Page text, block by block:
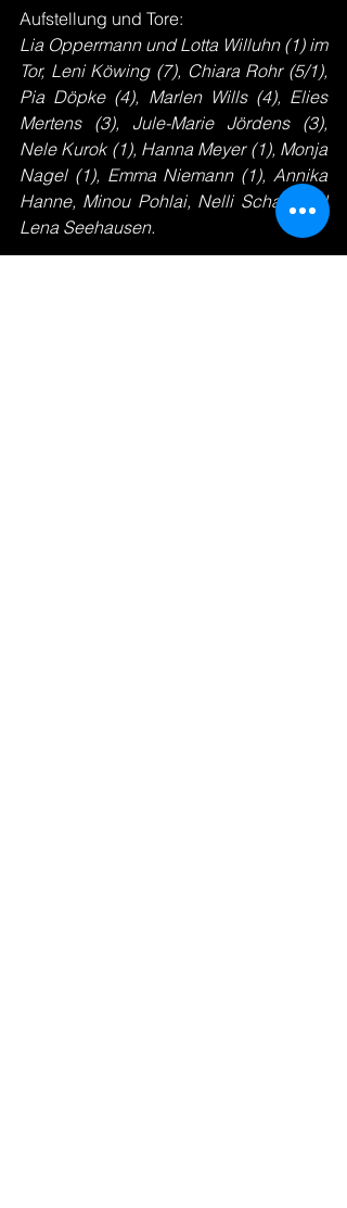
Aufstellung und Tore:
Lia Oppermann und Lotta Willuhn (1) im
Tor, Leni Köwing (7), Chiara Rohr (5/1),
Pia Döpke (4), Marlen Wills (4), Elies
Mertens (3), Jule-Marie Jördens (3),
Nele Kurok (1), Hanna Meyer (1), Monja
Nagel (1), Emma Niemann (1), Annika
Hanne, Minou Pohlai, Nelli Scharf und
Lena Seehausen.